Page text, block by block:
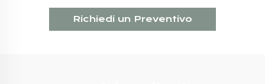
Richiedi un Preventivo